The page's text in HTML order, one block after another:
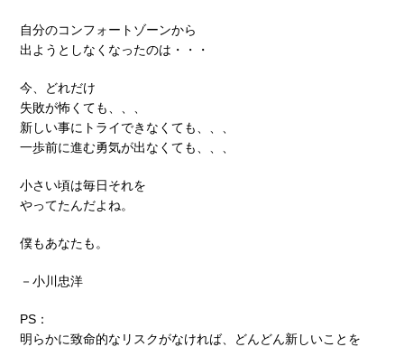
自分のコンフォートゾーンから
出ようとしなくなったのは・・・
今、どれだけ
失敗が怖くても、、、
新しい事にトライできなくても、、、
一歩前に進む勇気が出なくても、、、
小さい頃は毎日それを
やってたんだよね。
僕もあなたも。
－小川忠洋
PS：
明らかに致命的なリスクがなければ、どんどん新しいことを